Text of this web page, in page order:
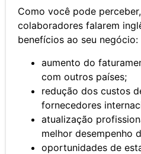
Como você pode
colaboradores falarem
benefícios ao seu negócio:
aumento do
com outros países;
redução dos custos
fornecedores
atualização
melhor desempenho
oportunidades de